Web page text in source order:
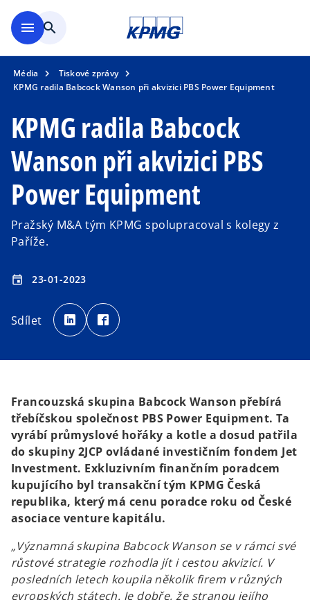
menu search
Média
Tiskové zprávy
KPMG radila Babcock Wanson při akvizici PBS Power Equipment
KPMG radila Babcock
Wanson při akvizici PBS
Power Equipment
Pražský M&A tým KPMG spolupracoval s kolegy z
Paříže.
event 23-01-2023
Sdílet p
e
n
t
a
b
p
e
t
a
b
Francouzská skupina Babcock Wanson přebírá
třebíčskou společnost PBS Power Equipment. Ta
vyrábí průmyslové hořáky a kotle a dosud patřila
do skupiny 2JCP ovládané investičním fondem Jet
Investment. Exkluzivním finančním poradcem
kupujícího byl transakční tým KPMG Česká
republika, který má cenu poradce roku od České
asociace venture kapitálu.
„Významná skupina Babcock Wanson se v rámci své
růstové strategie rozhodla jít i cestou akvizicí. V
posledních letech koupila několik firem v různých
evropských státech. Je dobře, že stranou jejího